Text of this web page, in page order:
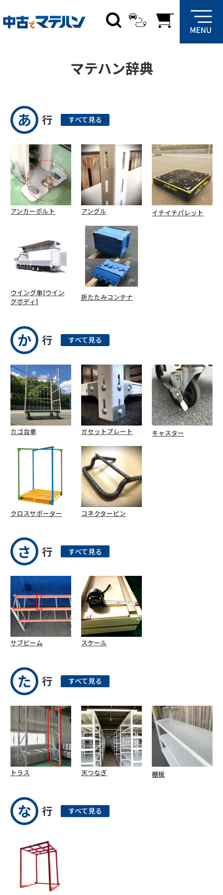
マテハン辞典
あ 行 すべて見る
アンカーボルト アングル イチイチパレット
ウイング車[ウイン
グボディ]
折たたみコンテナ
か 行 すべて見る
カゴ台車 ガセットプレート キャスター
クロスサポーター コネクターピン
さ 行 すべて見る
サブビーム スケール
た 行 すべて見る
トラス 天つなぎ 棚板
な 行 すべて見る